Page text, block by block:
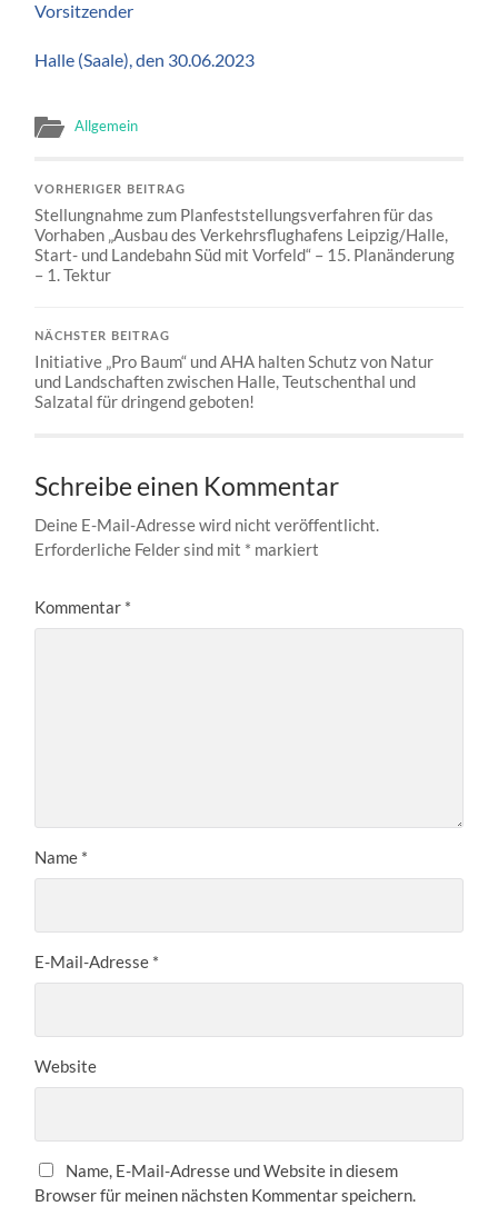
Vorsitzender
Halle (Saale), den 30.06.2023
Allgemein
VORHERIGER BEITRAG
Stellungnahme zum Planfeststellungsverfahren für das
Vorhaben „Ausbau des Verkehrsflughafens Leipzig/Halle,
Start- und Landebahn Süd mit Vorfeld“ – 15. Planänderung
– 1. Tektur
NÄCHSTER BEITRAG
Initiative „Pro Baum“ und AHA halten Schutz von Natur
und Landschaften zwischen Halle, Teutschenthal und
Salzatal für dringend geboten!
Schreibe einen Kommentar
Deine E-Mail-Adresse wird nicht veröffentlicht.
Erforderliche Felder sind mit * markiert
Kommentar *
Name *
E-Mail-Adresse *
Website
Name, E-Mail-Adresse und Website in diesem
Browser für meinen nächsten Kommentar speichern.